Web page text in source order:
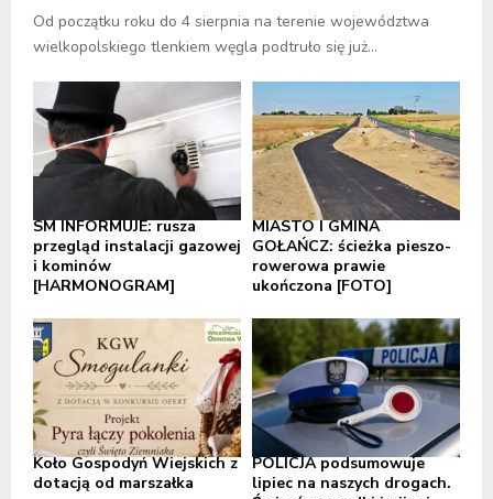
Od początku roku do 4 sierpnia na terenie województwa
wielkopolskiego tlenkiem węgla podtruło się już...
SM INFORMUJE: rusza
przegląd instalacji gazowej
i kominów
[HARMONOGRAM]
MIASTO I GMINA
GOŁAŃCZ: ścieżka pieszo-
rowerowa prawie
ukończona [FOTO]
Koło Gospodyń Wiejskich z
dotacją od marszałka
POLICJA podsumowuje
lipiec na naszych drogach.